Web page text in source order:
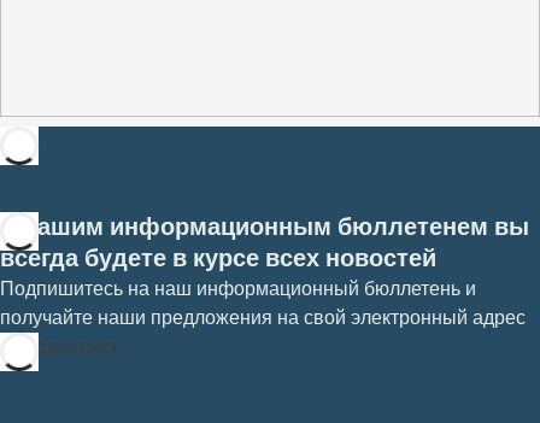
С нашим информационным бюллетенем вы
всегда будете в курсе всех новостей
Подпишитесь на наш информационный бюллетень и
получайте наши предложения на свой электронный адрес
Подписаться